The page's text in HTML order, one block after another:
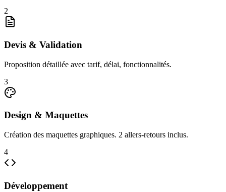
2
Devis & Validation
Proposition détaillée avec tarif, délai, fonctionnalités.
3
Design & Maquettes
Création des maquettes graphiques. 2 allers-retours inclus.
4
Développement